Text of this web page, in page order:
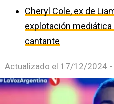
Cheryl Cole, ex de
explotación mediática
cantante
Actualizado el 17/12/2024 -